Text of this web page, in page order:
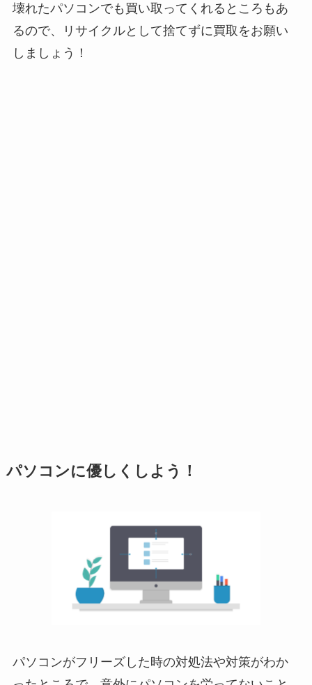
壊れたパソコンでも買い取ってくれるところもあ
るので、
リサイクルとして捨てずに買取 をお願い
しましょう！
パソコンに優しくしよう！
パソコンがフリーズした時の対処法や対策がわか